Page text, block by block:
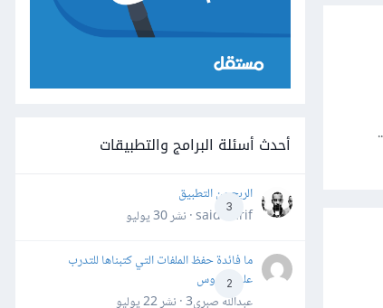
أحدث أسئلة البرامج والتطبيقات
3
الربح من التطبيق
said darif · نشر
30 يوليو
2
ما فائدة حفظ الملفات التي كتبناها للتدرب
على الدروس
عبدالله صبري3 · نشر
22 يوليو